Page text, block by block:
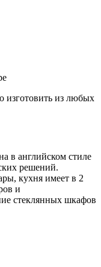
изготовить из любых
в английском стиле
решений.
кухня имеет в 2
и
стеклянных шкафов